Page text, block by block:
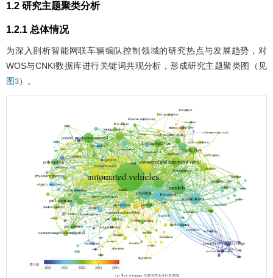
1.2 研究主题聚类分析
1.2.1 总体情况
为深入剖析智能网联车辆编队控制领域的研究热点与发展趋势，对
WOS与CNKI数据库进行关键词共现分析，形成研究主题聚类图（见
图3）。